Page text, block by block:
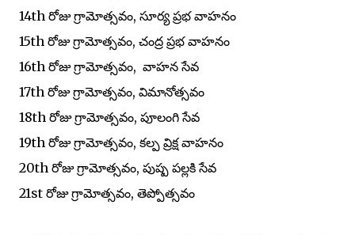
14th రోజు గ్రామోత్సవం, సూర్య ప్రభ వాహనం
15th రోజు గ్రామోత్సవం, చంద్ర ప్రభ వాహనం
16th రోజు గ్రామోత్సవం, వాహన సేవ
17th రోజు గ్రామోత్సవం, విమానోత్సవం
18th రోజు గ్రామోత్సవం, పూలంగి సేవ
19th రోజు గ్రామోత్సవం, కల్ప వ్రిక్ష వాహనం
20th రోజు గ్రామోత్సవం, పుష్ప పల్లకి సేవ
21st రోజు గ్రామోత్సవం, తెప్పోత్సవం